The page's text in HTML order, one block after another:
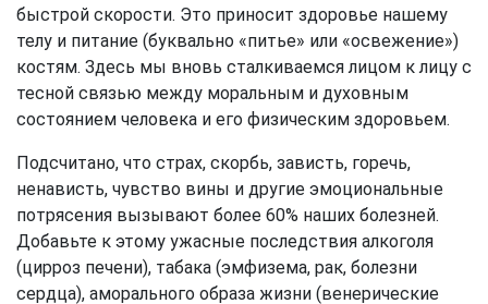
быстрой скорости. Это приносит здоровье нашему
телу и питание (буквально «питье» или «освежение»)
костям. Здесь мы вновь сталкиваемся лицом к лицу с
тесной связью между моральным и духовным
состоянием человека и его физическим здоровьем.
Подсчитано, что страх, скорбь, зависть, горечь,
ненависть, чувство вины и другие эмоциональные
потрясения вызывают более 60% наших болезней.
Добавьте к этому ужасные последствия алкоголя
(цирроз печени), табака (эмфизема, рак, болезни
сердца), аморального образа жизни (венерические